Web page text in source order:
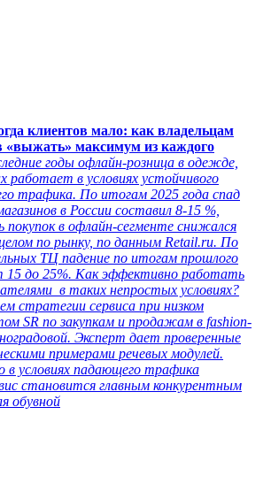
клиентов мало: как владельцам
«выжать» максимум из каждого
годы офлайн-розница в одежде,
работает в условиях устойчивого
трафика. По итогам 2025 года спад
в России составил 8-15 %,
покупок в офлайн-сегменте снижался
целом по рынку, по данным Retail.ru. По
ТЦ падение по итогам прошлого
15 до 25%. Как эффективно работать
в таких непростых условиях?
стратегии сервиса при низком
SR по закупкам и продажам в fashion-
Эксперт дает проверенные
примерами речевых модулей.
в условиях падающего трафика
становится главным конкурентным
обувной